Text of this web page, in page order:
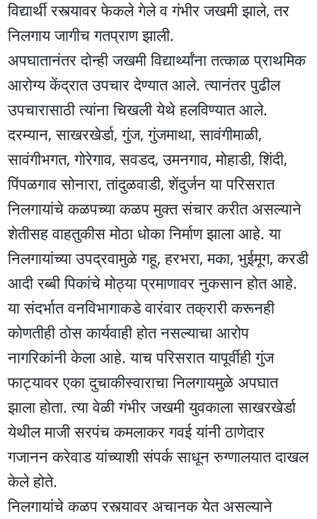
विद्यार्थी रस्त्यावर फेकले गेले व गंभीर जखमी झाले, तर
निलगाय जागीच गतप्राण झाली.
अपघातानंतर दोन्ही जखमी विद्यार्थ्यांना तत्काळ प्राथमिक
आरोग्य केंद्रात उपचार देण्यात आले. त्यानंतर पुढील
उपचारासाठी त्यांना चिखली येथे हलविण्यात आले.
दरम्यान, साखरखेर्डा, गुंज, गुंजमाथा, सावंगीमाळी,
सावंगीभगत, गोरेगाव, सवडद, उमनगाव, मोहाडी, शिंदी,
पिंपळगाव सोनारा, तांदुळवाडी, शेंदुर्जन या परिसरात
निलगायांचे कळपच्या कळप मुक्त संचार करीत असल्याने
शेतीसह वाहतुकीस मोठा धोका निर्माण झाला आहे. या
निलगायांच्या उपद्रवामुळे गहू, हरभरा, मका, भुईमूग, करडी
आदी रब्बी पिकांचे मोठ्या प्रमाणावर नुकसान होत आहे.
या संदर्भात वनविभागाकडे वारंवार तक्रारी करूनही
कोणतीही ठोस कार्यवाही होत नसल्याचा आरोप
नागरिकांनी केला आहे. याच परिसरात यापूर्वीही गुंज
फाट्यावर एका दुचाकीस्वाराचा निलगायमुळे अपघात
झाला होता. त्या वेळी गंभीर जखमी युवकाला साखरखेर्डा
येथील माजी सरपंच कमलाकर गवई यांनी ठाणेदार
गजानन करेवाड यांच्याशी संपर्क साधून रुग्णालयात दाखल
केले होते.
निलगायांचे कळप रस्त्यावर अचानक येत असल्याने